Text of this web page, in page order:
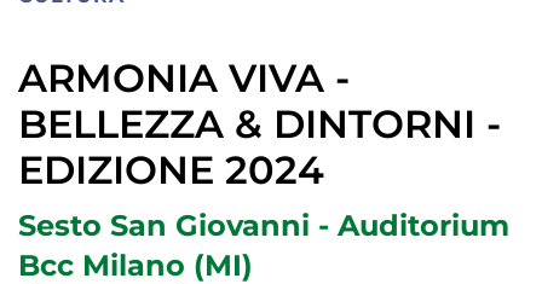
ARMONIA VIVA -
BELLEZZA & DINTORNI -
EDIZIONE 2024
Sesto San Giovanni - Auditorium
Bcc Milano (MI)